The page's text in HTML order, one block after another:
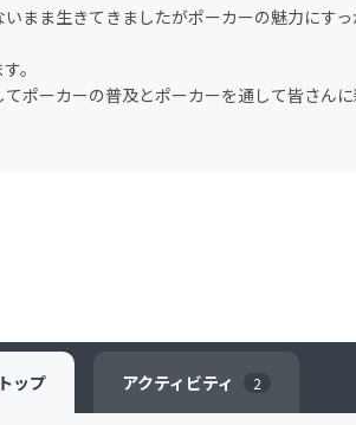
まま生きてきましたがポーカーの魅力にす
。
ポーカーの普及とポーカーを通して皆さん
トップ アクティビティ 2